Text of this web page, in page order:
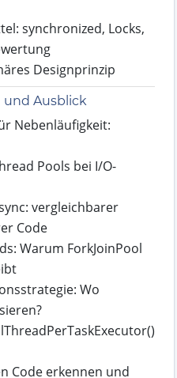
synchronized, Locks,
Designprinzip
und Ausblick
Nebenläufigkeit:
Pools bei I/O-
vergleichbarer
Code
Warum ForkJoinPool
Wo
Code erkennen und